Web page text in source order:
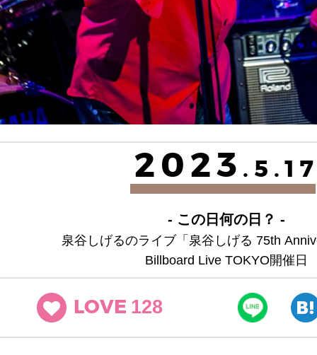
2023
- この日何の日？ -
泉谷しげるのライブ「泉谷しげる 75th
Billboard Live TOKYO開催日
LOVE 128